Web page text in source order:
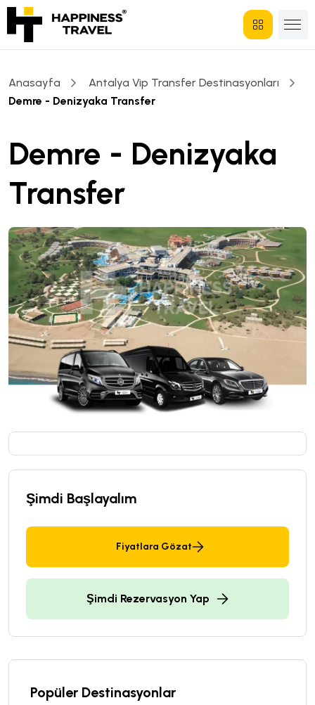
Anasayfa
Antalya Vip Transfer Destinasyonları
Demre - Denizyaka Transfer
Demre - Denizyaka
Transfer
Şimdi Başlayalım
Fiyatlara Gözat
Şimdi Rezervasyon Yap
Popüler Destinasyonlar